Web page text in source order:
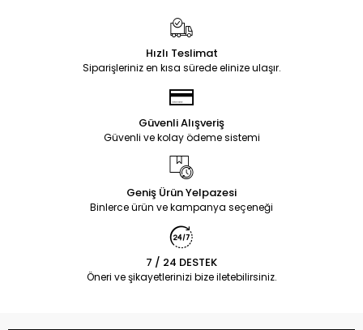
Hızlı Teslimat
Siparişleriniz en kısa sürede elinize ulaşır.
Güvenli Alışveriş
Güvenli ve kolay ödeme sistemi
Geniş Ürün Yelpazesi
Binlerce ürün ve kampanya seçeneği
7 / 24 DESTEK
Öneri ve şikayetlerinizi bize iletebilirsiniz.